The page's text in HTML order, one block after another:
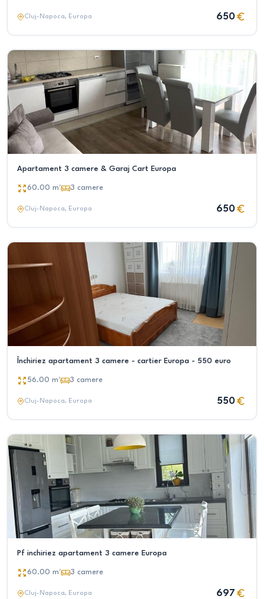
Cluj-Napoca, Europa 650
Apartament 3 camere & Garaj Cart Europa
60.00 m² 3 camere
Cluj-Napoca, Europa 650
Închiriez apartament 3 camere - cartier Europa - 550 euro
56.00 m² 3 camere
Cluj-Napoca, Europa 550
Pf inchiriez apartament 3 camere Europa
60.00 m² 3 camere
Cluj-Napoca, Europa 697